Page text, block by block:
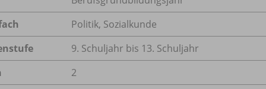
Politik, Sozialkunde
9. Schuljahr bis 13. Schuljahr
2